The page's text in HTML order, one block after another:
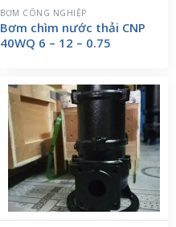
BƠM CÔNG NGHIỆP
Bơm chìm nước thải CNP
40WQ 6 – 12 – 0.75